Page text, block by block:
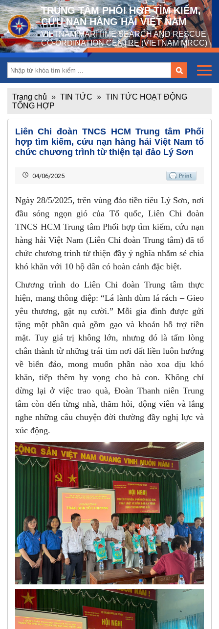
TRUNG TÂM PHỐI HỢP TÌM KIẾM,
CỨU NẠN HÀNG HẢI VIỆT NAM
VIETNAM MARITIME SEARCH AND RESCUE
CO-ORDINATION CENTRE (VIETNAM MRCC)
Trang chủ » TIN TỨC » TIN TỨC HOẠT ĐỘNG
TỔNG HỢP
Liên Chi đoàn TNCS HCM Trung tâm Phối
hợp tìm kiếm, cứu nạn hàng hải Việt Nam tổ
chức chương trình từ thiện tại đảo Lý Sơn
04/06/2025
Ngày 28/5/2025, trên vùng đảo tiền tiêu Lý Sơn, nơi
đầu sóng ngọn gió của Tổ quốc, Liên Chi đoàn
TNCS HCM Trung tâm Phối hợp tìm kiếm, cứu nạn
hàng hải Việt Nam (Liên Chi đoàn Trung tâm) đã tổ
chức chương trình từ thiện đầy ý nghĩa nhằm sẻ chia
khó khăn với 10 hộ dân có hoàn cảnh đặc biệt.
Chương trình do Liên Chi đoàn Trung tâm thực
hiện, mang thông điệp: “Lá lành đùm lá rách – Gieo
yêu thương, gặt nụ cười.” Mỗi gia đình được gửi
tặng một phần quà gồm gạo và khoản hỗ trợ tiền
mặt. Tuy giá trị không lớn, nhưng đó là tấm lòng
chân thành từ những trái tim nơi đất liền luôn hướng
về biển đảo, mong muốn phần nào xoa dịu khó
khăn, tiếp thêm hy vọng cho bà con. Không chỉ
dừng lại ở việc trao quà, Đoàn Thanh niên Trung
tâm còn đến từng nhà, thăm hỏi, động viên và lắng
nghe những câu chuyện đời thường đầy nghị lực và
xúc động.